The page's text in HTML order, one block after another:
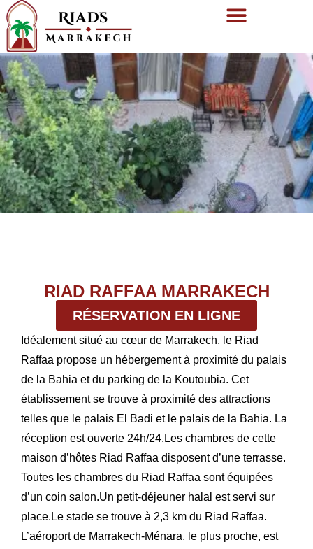
RIAD RAFFAA MARRAKECH
RÉSERVATION EN LIGNE
Idéalement situé au cœur de Marrakech, le Riad
Raffaa propose un hébergement à proximité du palais
de la Bahia et du parking de la Koutoubia. Cet
établissement se trouve à proximité des attractions
telles que le palais El Badi et le palais de la Bahia. La
réception est ouverte 24h/24.Les chambres de cette
maison d’hôtes Riad Raffaa disposent d’une terrasse.
Toutes les chambres du Riad Raffaa sont équipées
d’un coin salon.Un petit-déjeuner halal est servi sur
place.Le stade se trouve à 2,3 km du Riad Raffaa.
L’aéroport de Marrakech-Ménara, le plus proche, est